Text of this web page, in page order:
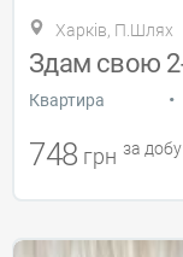
Харків, П.Шлях
Квартира •
748 грн за добу